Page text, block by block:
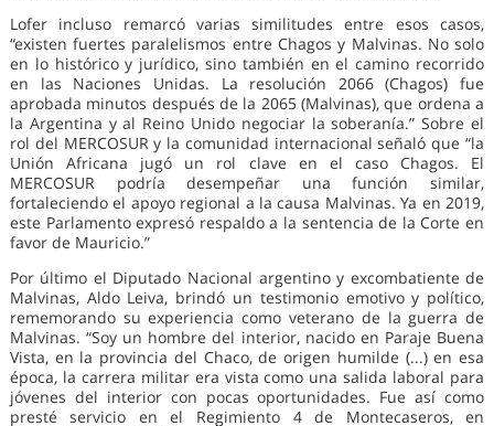
Lofer incluso remarcó varias similitudes entre esos casos,
“existen fuertes paralelismos entre Chagos y Malvinas. No solo
en lo histórico y jurídico, sino también en el camino recorrido
en las Naciones Unidas. La resolución 2066 (Chagos) fue
aprobada minutos después de la 2065 (Malvinas), que ordena a
la Argentina y al Reino Unido negociar la soberanía.” Sobre el
rol del MERCOSUR y la comunidad internacional señaló que “la
Unión Africana jugó un rol clave en el caso Chagos. El
MERCOSUR podría desempeñar una función similar,
fortaleciendo el apoyo regional a la causa Malvinas. Ya en 2019,
este Parlamento expresó respaldo a la sentencia de la Corte en
favor de Mauricio.”
Por último el Diputado Nacional argentino y excombatiente de
Malvinas, Aldo Leiva, brindó un testimonio emotivo y político,
rememorando su experiencia como veterano de la guerra de
Malvinas. “Soy un hombre del interior, nacido en Paraje Buena
Vista, en la provincia del Chaco, de origen humilde (...) en esa
época, la carrera militar era vista como una salida laboral para
jóvenes del interior con pocas oportunidades. Fue así como
presté servicio en el Regimiento 4 de Montecaseros, en